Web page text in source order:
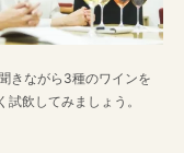
きながら3種のワインを
試飲してみましょう。